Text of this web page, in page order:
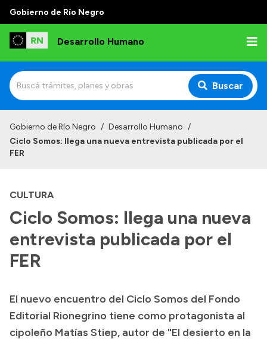
Gobierno de Río Negro
Desarrollo Humano
Buscar
Institucional
Autoridades
Delegaciones
Normativa
Presupuesto
Boletín Oficial
Gobierno de Río Negro / Desarrollo Humano /
Ciclo Somos: llega una nueva entrevista publicada por el
FER
CULTURA
Ciclo Somos: llega una nueva
entrevista publicada por el
FER
El nuevo encuentro del Ciclo Somos del Fondo
Editorial Rionegrino tiene como protagonista al
cipoleño Matías Stiep, autor de "El desierto en la